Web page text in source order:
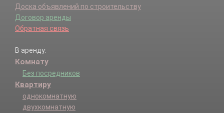
Доска объявлений по строительству
Договор аренды
Обратная связь
В аренду:
Комнату
Без посредников
Квартиру
однокомнатную
двухкомнатную